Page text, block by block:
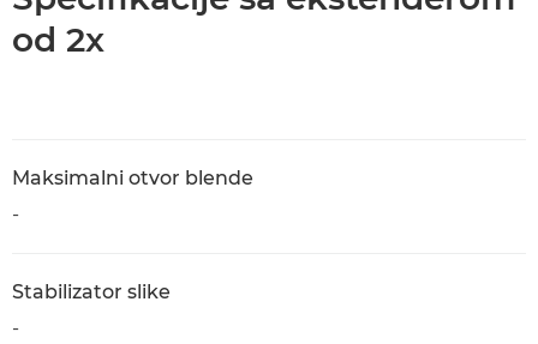
od 2x
Maksimalni otvor blende
-
Stabilizator slike
-